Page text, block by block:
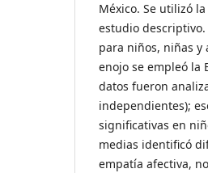
México. Se utilizó
estudio descriptivo.
para niños, niñas y
enojo se empleó la
datos fueron
independientes);
significativas en
medias identificó
empatía afectiva,